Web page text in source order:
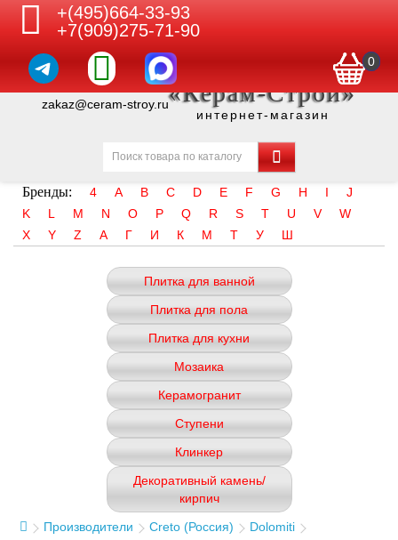
+(495)664-33-93
+7(909)275-71-90
0
zakaz@ceram-stroy.ru«Керам-Строй»
интернет-магазин
Бренды: 4 A B C D E F G H I
J
K
L M N O P Q R S T U V
W
X
Y Z А Г И К М Т У Ш
Плитка для ванной
Плитка для пола
Плитка для кухни
Мозаика
Керамогранит
Ступени
Клинкер
Декоративный камень/
кирпич
Производители
Creto (Россия) Dolomiti